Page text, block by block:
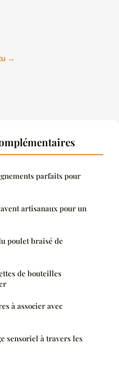
→
parfaits pour
artisanaux pour un
poulet braisé de
de bouteilles
à associer avec
sensoriel à travers les